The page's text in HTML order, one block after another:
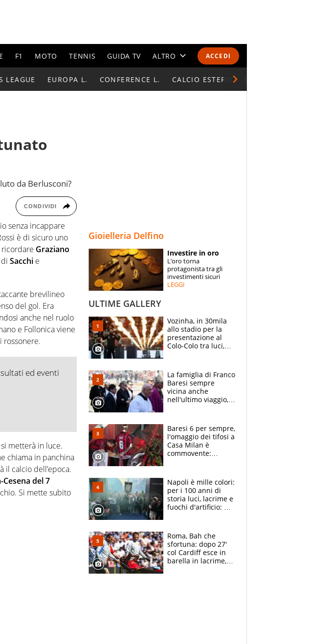
ACCEDI
F1 MOTO TENNIS GUIDA TV ALTRO
CALENDARI E CLASSIFICHE
ESPERTI
CONTATTI
LEAGUE EUROPA L. CONFERENCE L. CALCIO ESTERO
da Berlusconi?
CONDIVIDI
senza incappare
è di sicuro uno
ricordare Graziano
Sacchi e
brevilineo
del gol. Era
anche nel ruolo
e Follonica viene
rossonere.
ed eventi
metterà in luce.
chiama in panchina
il calcio dell’epoca.
Cesena del 7
Si mette subito
Gioielleria Delfino
Investire in oro
L’oro torna
protagonista tra gli
investimenti sicuri
LEGGI
ULTIME GALLERY
Vozinha, in 30mila
allo stadio per la
presentazione al
Colo-Colo tra luci,
La famiglia di Franco
Baresi sempre
vicina anche
nell'ultimo viaggio,
circondati
dall'affetto dei tifosi
Baresi 6 per sempre,
l'omaggio dei tifosi a
Casa Milan è
commovente:
bigliettini
Napoli è mille colori:
per i 100 anni di
storia luci, lacrime e
fuochi d'artificio: De
Roma, Bah che
sfortuna: dopo 27'
col Cardiff esce in
barella in lacrime,